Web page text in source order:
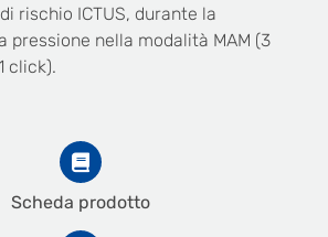
rischio ICTUS, durante la
pressione nella modalità MAM (3
click).
Scheda prodotto